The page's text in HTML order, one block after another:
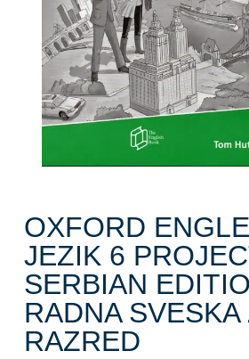
OXFORD
JEZIK 6
SERBIAN
RADNA SVESKA
RAZRED